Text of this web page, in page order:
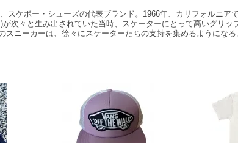
スケボー・シューズの代表ブランド。1966年、カリフォルニ
次々と生み出されていた当時、スケーターにとって高いグリ
スニーカーは、徐々にスケーターたちの支持を集めるようにな